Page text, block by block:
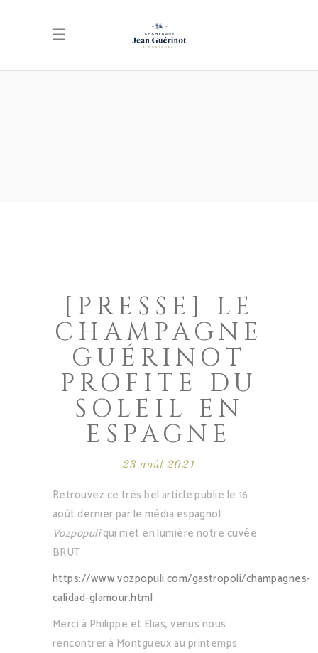
[PRESSE] LE
CHAMPAGNE
GUÉRINOT
PROFITE DU
SOLEIL EN
ESPAGNE
23 août 2021
Retrouvez ce très bel article publié le 16
août dernier par le média espagnol
Vozpopuliqui met en lumière notre cuvée
BRUT.
https://www.vozpopuli.com/gastropoli/champagnes-
calidad-glamour.html
Merci à Philippe et Elias, venus nous
rencontrer à Montgueux au printemps